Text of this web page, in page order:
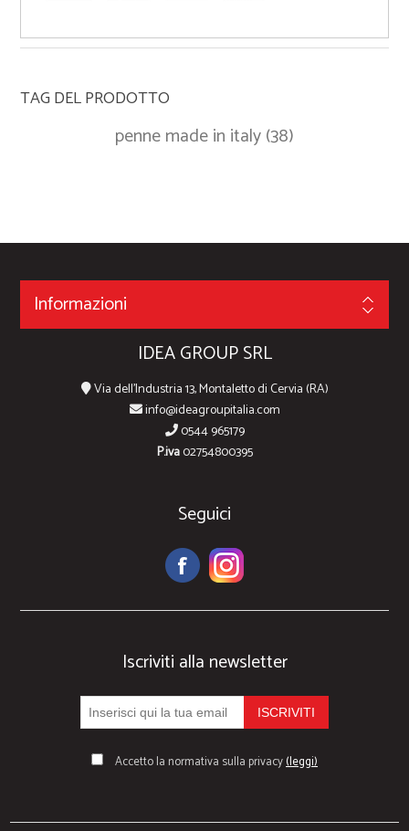
TAG DEL PRODOTTO
penne made in italy(38)
Informazioni
IDEA GROUP SRL
Via dell'Industria 13, Montaletto di Cervia (RA)
info@ideagroupitalia.com
0544 965179
P.iva02754800395
Seguici
Iscriviti alla newsletter
Accetto la normativa sulla privacy(leggi)